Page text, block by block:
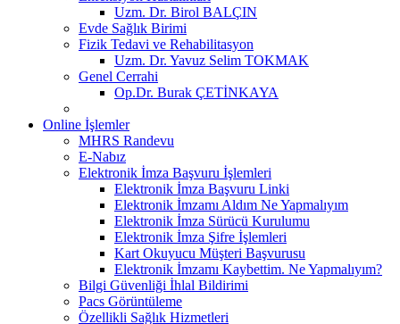
Uzm. Dr. Birol BALÇIN
Evde Sağlık Birimi
Fizik Tedavi ve Rehabilitasyon
Uzm. Dr. Yavuz Selim TOKMAK
Genel Cerrahi
Op.Dr. Burak ÇETİNKAYA
Online İşlemler
MHRS Randevu
E-Nabız
Elektronik İmza Başvuru İşlemleri
Elektronik İmza Başvuru Linki
Elektronik İmzamı Aldım Ne Yapmalıyım
Elektronik İmza Sürücü Kurulumu
Elektronik İmza Şifre İşlemleri
Kart Okuyucu Müşteri Başvurusu
Elektronik İmzamı Kaybettim. Ne Yapmalıyım?
Bilgi Güvenliği İhlal Bildirimi
Pacs Görüntüleme
Özellikli Sağlık Hizmetleri